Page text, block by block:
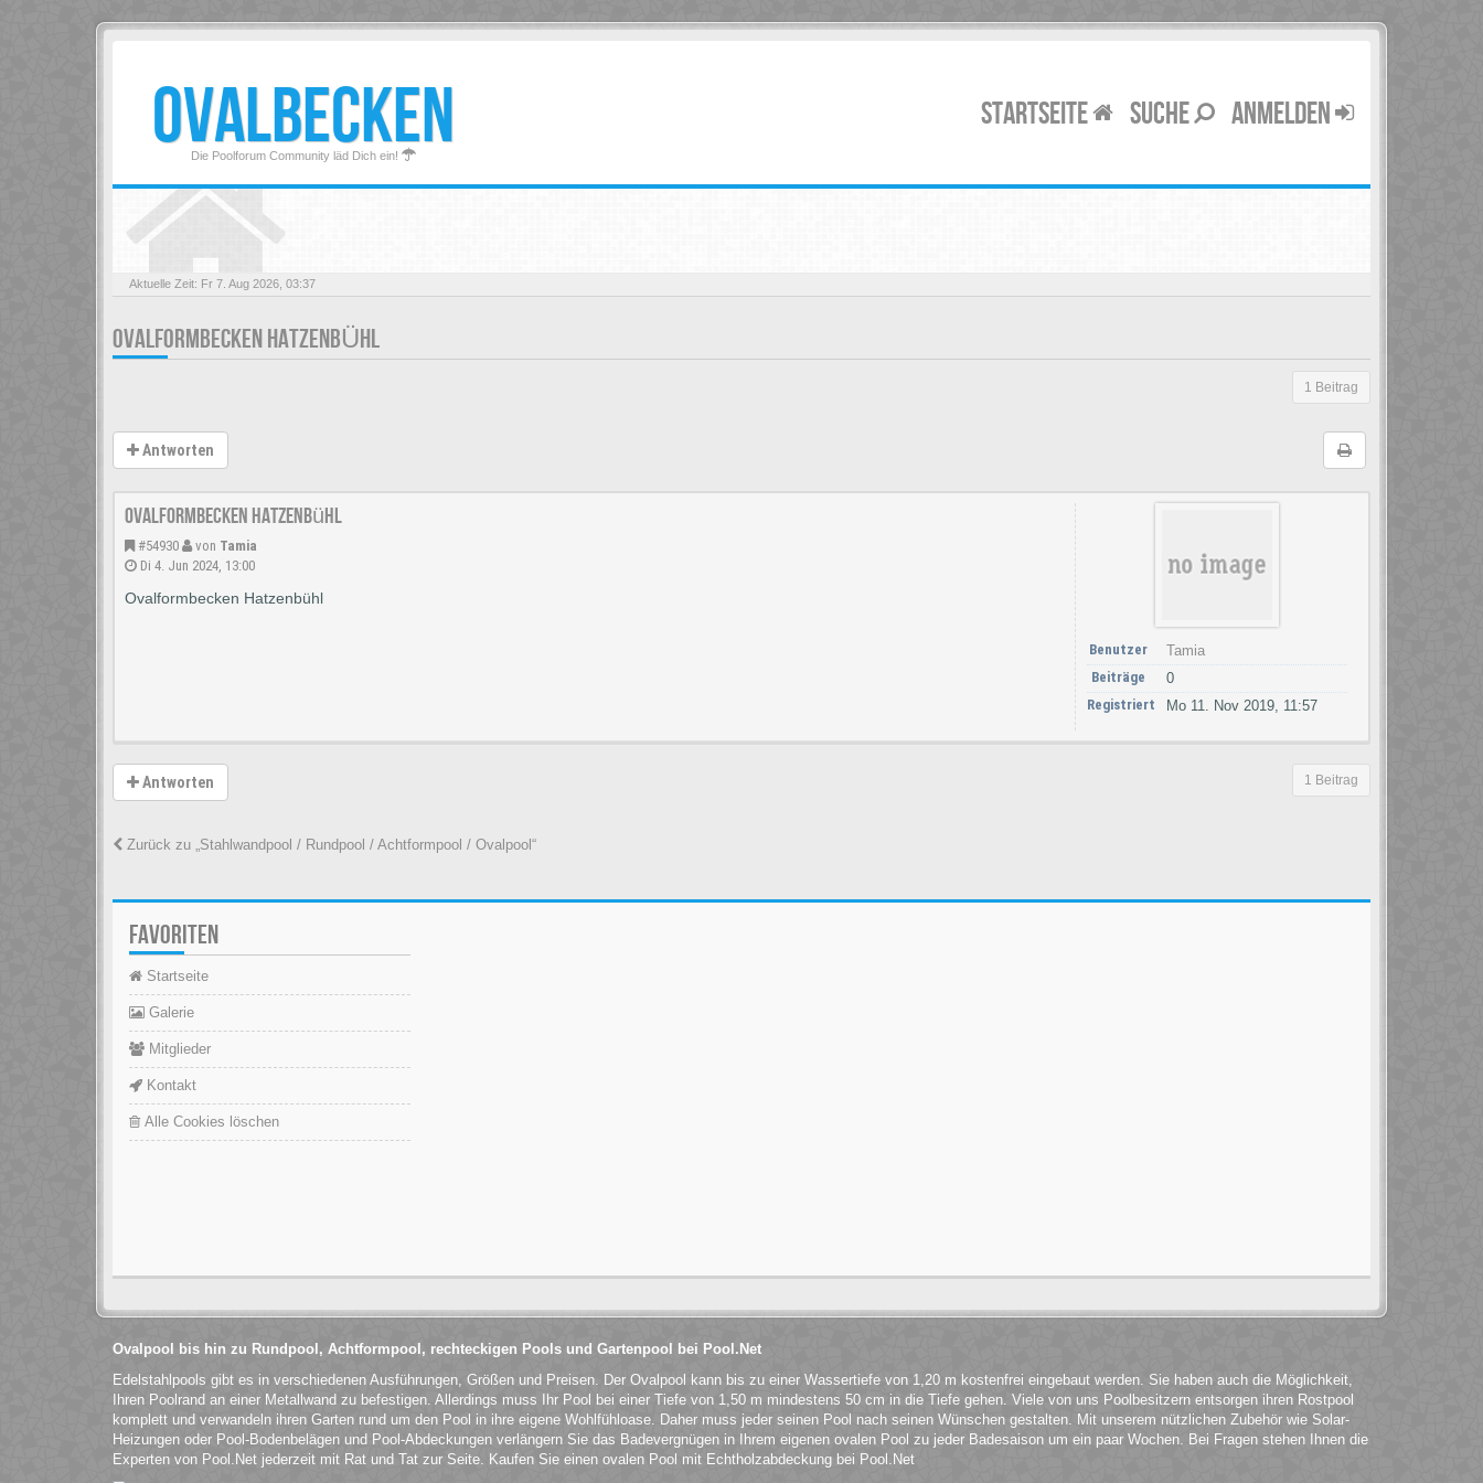
OVALBECKEN
Die Poolforum Community läd Dich ein!
STARTSEITE SUCHE ANMELDEN
Aktuelle Zeit: Fr 7. Aug 2026, 03:37
OVALFORMBECKEN HATZENBÜHL
1 Beitrag
Antworten
Ovalformbecken Hatzenbühl
#54930 von Tamia
Di 4. Jun 2024, 13:00
Ovalformbecken Hatzenbühl
Benutzer
Tamia
Beiträge
0
Registriert
Mo 11. Nov 2019, 11:57
Antworten 1 Beitrag
Zurück zu „Stahlwandpool / Rundpool / Achtformpool / Ovalpool“
FAVORITEN
Startseite
Galerie
Mitglieder
Kontakt
Alle Cookies löschen
Ovalpool bis hin zu Rundpool, Achtformpool, rechteckigen Pools und Gartenpool bei Pool.Net
Edelstahlpools gibt es in verschiedenen Ausführungen, Größen und Preisen. Der Ovalpool kann bis zu einer Wassertiefe von 1,20 m kostenfrei eingebaut werden. Sie haben auch die Möglichkeit,
Ihren Poolrand an einer Metallwand zu befestigen. Allerdings muss Ihr Pool bei einer Tiefe von 1,50 m mindestens 50 cm in die Tiefe gehen. Viele von uns Poolbesitzern entsorgen ihren Rostpool
komplett und verwandeln ihren Garten rund um den Pool in ihre eigene Wohlfühloase. Daher muss jeder seinen Pool nach seinen Wünschen gestalten. Mit unserem nützlichen Zubehör wie Solar-
Heizungen oder Pool-Bodenbelägen und Pool-Abdeckungen verlängern Sie das Badevergnügen in Ihrem eigenen ovalen Pool zu jeder Badesaison um ein paar Wochen. Bei Fragen stehen Ihnen die
Experten von Pool.Net jederzeit mit Rat und Tat zur Seite. Kaufen Sie einen ovalen Pool mit Echtholzabdeckung bei Pool.Net